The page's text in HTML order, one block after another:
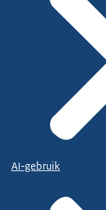
AI-gebruik